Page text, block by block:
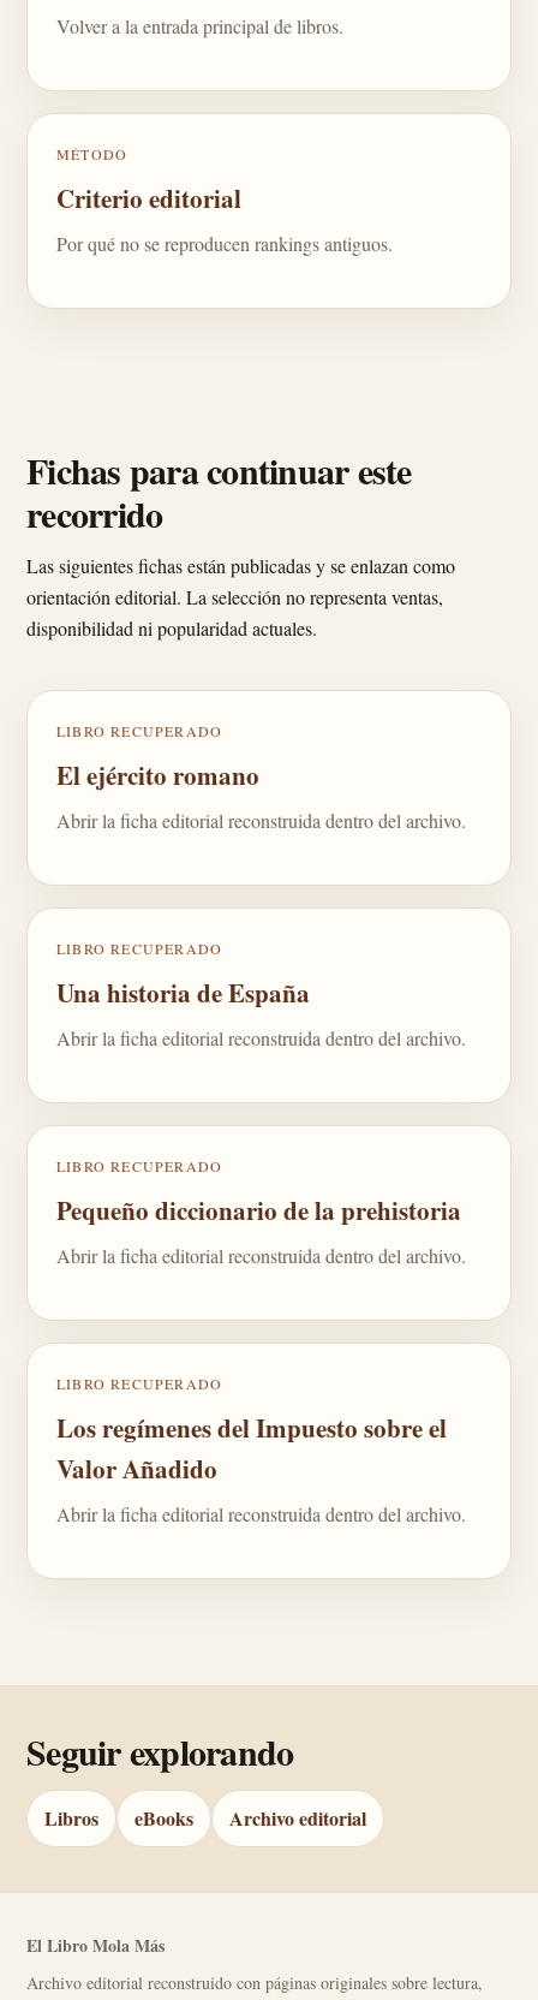
Volver a la entrada principal de libros.
MÉTODO
Criterio editorial
Por qué no se reproducen rankings antiguos.
Fichas para continuar este
recorrido
Las siguientes fichas están publicadas y se enlazan como
orientación editorial. La selección no representa ventas,
disponibilidad ni popularidad actuales.
LIBRO RECUPERADO
El ejército romano
Abrir la ficha editorial reconstruida dentro del archivo.
LIBRO RECUPERADO
Una historia de España
Abrir la ficha editorial reconstruida dentro del archivo.
LIBRO RECUPERADO
Pequeño diccionario de la prehistoria
Abrir la ficha editorial reconstruida dentro del archivo.
LIBRO RECUPERADO
Los regímenes del Impuesto sobre el
Valor Añadido
Abrir la ficha editorial reconstruida dentro del archivo.
Seguir explorando
Libros eBooks Archivo editorial
El Libro Mola Más
Archivo editorial reconstruido con páginas originales sobre lectura,